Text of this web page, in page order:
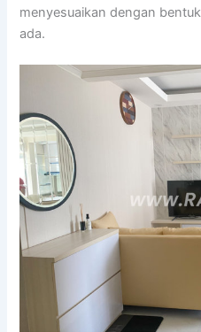
menyesuaikan dengan
ada.